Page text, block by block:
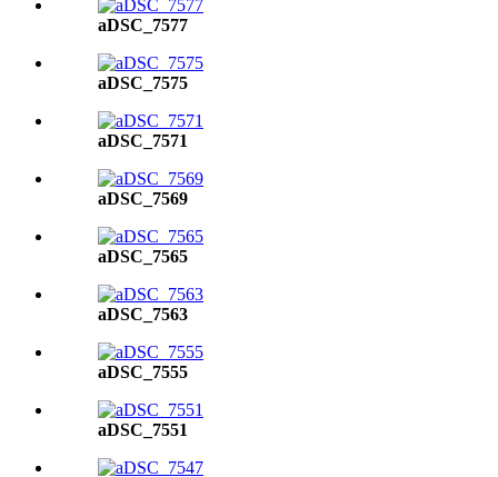
aDSC_7577
aDSC_7575
aDSC_7571
aDSC_7569
aDSC_7565
aDSC_7563
aDSC_7555
aDSC_7551